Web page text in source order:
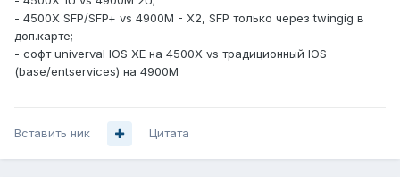
- 4500X SFP/SFP+ vs 4900M - X2, SFP только через twingig в
доп.карте;
- софт univerval IOS XE на 4500X vs традиционный IOS
(base/entservices) на 4900M
Вставить ник Цитата